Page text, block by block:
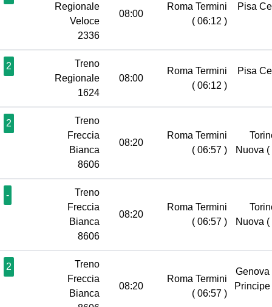
Regionale
Veloce
2336
08:00
Roma Termini
( 06:12 )
Pisa
2
Treno
Regionale
1624
08:00
Roma Termini
( 06:12 )
Pisa
2
Treno
Freccia
Bianca
8606
08:20
Roma Termini
( 06:57 )
Nuova (
-
Treno
Freccia
Bianca
8606
08:20
Roma Termini
( 06:57 )
Nuova (
2
Treno
Freccia
Bianca
08:20
Roma Termini
( 06:57 )
Principe